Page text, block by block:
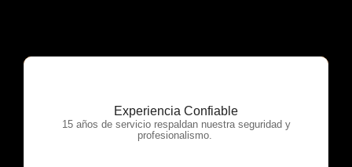
Experiencia Confiable
15 años de servicio respaldan nuestra seguridad y
profesionalismo.
OTP Servicios